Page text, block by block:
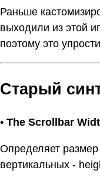
Раньше
выходили из этой
поэтому это
Старый
• The Scrollbar
Определяет
вертикальных -